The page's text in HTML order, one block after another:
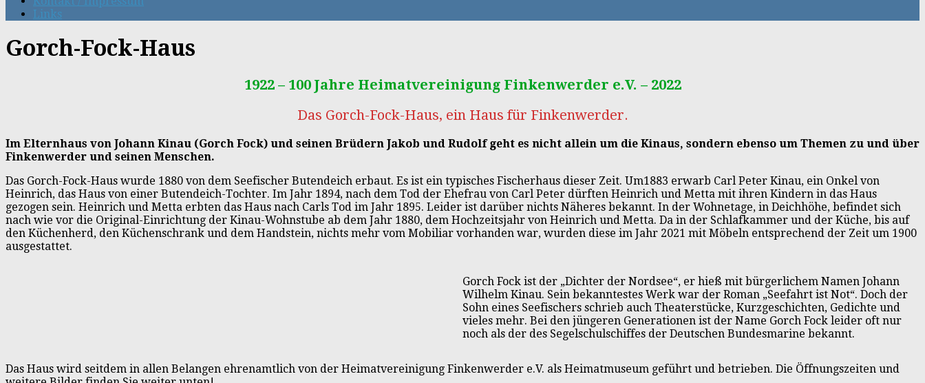
Links
Gorch-Fock-Haus
1922 – 100 Jahre Heimatvereinigung Finkenwerder e.V. – 2022
Das Gorch-Fock-Haus, ein Haus für Finkenwerder.
Im Elternhaus von Johann Kinau (Gorch Fock) und seinen Brüdern Jakob und Rudolf geht es nicht allein um die Kinaus, sondern ebenso um Themen zu und über
Finkenwerder und seinen Menschen.
Das Gorch-Fock-Haus wurde 1880 von dem Seefischer Butendeich erbaut. Es ist ein typisches Fischerhaus dieser Zeit. Um1883 erwarb Carl Peter Kinau, ein Onkel von
Heinrich, das Haus von einer Butendeich-Tochter. Im Jahr 1894, nach dem Tod der Ehefrau von Carl Peter dürften Heinrich und Metta mit ihren Kindern in das Haus
gezogen sein. Heinrich und Metta erbten das Haus nach Carls Tod im Jahr 1895. Leider ist darüber nichts Näheres bekannt. In der Wohnetage, in Deichhöhe, befindet sich
nach wie vor die Original-Einrichtung der Kinau-Wohnstube ab dem Jahr 1880, dem Hochzeitsjahr von Heinrich und Metta. Da in der Schlafkammer und der Küche, bis auf
den Küchenherd, den Küchenschrank und dem Handstein, nichts mehr vom Mobiliar vorhanden war, wurden diese im Jahr 2021 mit Möbeln entsprechend der Zeit um 1900
ausgestattet.
Gorch Fock ist der „Dichter der Nordsee“, er hieß mit bürgerlichem Namen Johann
Wilhelm Kinau. Sein bekanntestes Werk war der Roman „Seefahrt ist Not“. Doch der
Sohn eines Seefischers schrieb auch Theaterstücke, Kurzgeschichten, Gedichte und
vieles mehr. Bei den jüngeren Generationen ist der Name Gorch Fock leider oft nur
noch als der des Segelschulschiffes der Deutschen Bundesmarine bekannt.
Das Haus wird seitdem in allen Belangen ehrenamtlich von der Heimatvereinigung Finkenwerder e.V. als Heimatmuseum geführt und betrieben. Die Öffnungszeiten und